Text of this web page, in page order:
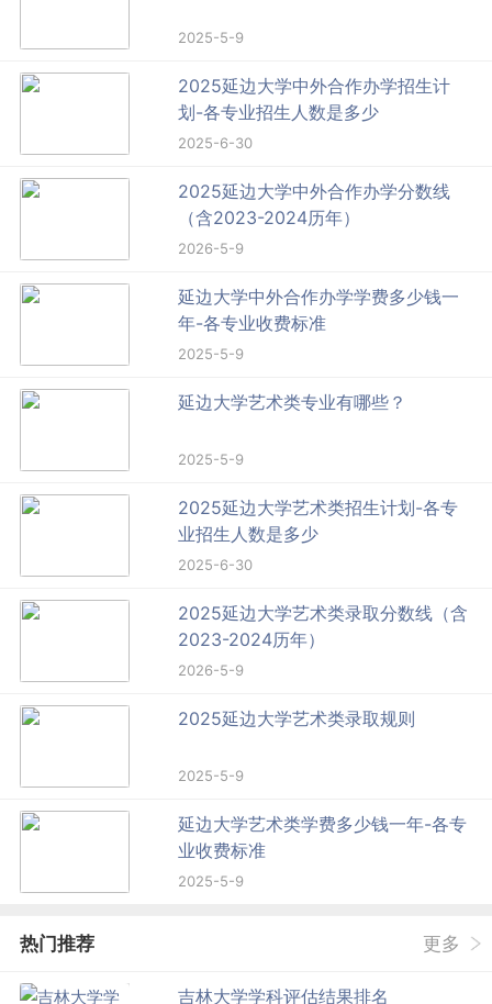
2025-5-9
2025延边大学中外合作办学招生计
划-各专业招生人数是多少
2025-6-30
2025延边大学中外合作办学分数线
（含2023-2024历年）
2026-5-9
延边大学中外合作办学学费多少钱一
年-各专业收费标准
2025-5-9
延边大学艺术类专业有哪些？
2025-5-9
2025延边大学艺术类招生计划-各专
业招生人数是多少
2025-6-30
2025延边大学艺术类录取分数线（含
2023-2024历年）
2026-5-9
2025延边大学艺术类录取规则
2025-5-9
延边大学艺术类学费多少钱一年-各专
业收费标准
2025-5-9
热门推荐 更多
吉林大学学科评估结果排名